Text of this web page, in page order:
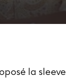
la sleeve